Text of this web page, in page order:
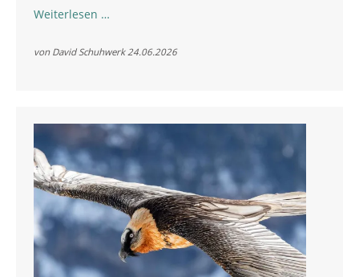
Weiterlesen …
„Zierli“
von David Schuhwerk24.06.2026